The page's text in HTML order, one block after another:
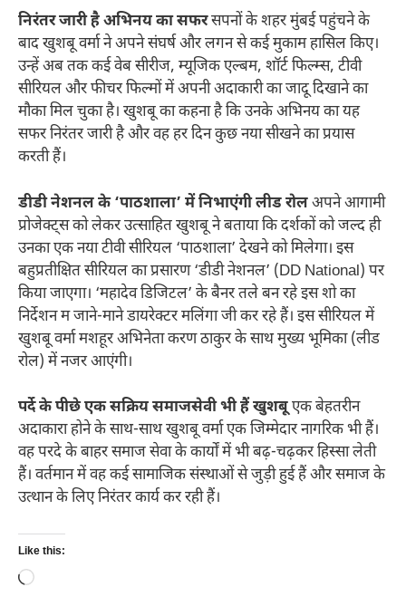
निरंतर जारी है अभिनय का सफरसपनों के शहर मुंबई पहुंचने के
बाद खुशबू वर्मा ने अपने संघर्ष और लगन से कई मुकाम हासिल किए।
उन्हें अब तक कई वेब सीरीज, म्यूजिक एल्बम, शॉर्ट फिल्म्स, टीवी
सीरियल और फीचर फिल्मों में अपनी अदाकारी का जादू दिखाने का
मौका मिल चुका है। खुशबू का कहना है कि उनके अभिनय का यह
सफर निरंतर जारी है और वह हर दिन कुछ नया सीखने का प्रयास
करती हैं।
डीडी नेशनल के ‘पाठशाला’ में निभाएंगी लीड रोलअपने आगामी
प्रोजेक्ट्स को लेकर उत्साहित खुशबू ने बताया कि दर्शकों को जल्द ही
उनका एक नया टीवी सीरियल ‘पाठशाला’ देखने को मिलेगा। इस
बहुप्रतीक्षित सीरियल का प्रसारण ‘डीडी नेशनल’ (DD National) पर
किया जाएगा। ‘महादेव डिजिटल’ के बैनर तले बन रहे इस शो का
निर्देशन म जाने-माने डायरेक्टर मलिंगा जी कर रहे हैं। इस सीरियल में
खुशबू वर्मा मशहूर अभिनेता करण ठाकुर के साथ मुख्य भूमिका (लीड
रोल) में नजर आएंगी।
पर्दे के पीछे एक सक्रिय समाजसेवी भी हैं खुशबूएक बेहतरीन
अदाकारा होने के साथ-साथ खुशबू वर्मा एक जिम्मेदार नागरिक भी हैं।
वह परदे के बाहर समाज सेवा के कार्यों में भी बढ़-चढ़कर हिस्सा लेती
हैं। वर्तमान में वह कई सामाजिक संस्थाओं से जुड़ी हुई हैं और समाज के
उत्थान के लिए निरंतर कार्य कर रही हैं।
Like this:
Loading…